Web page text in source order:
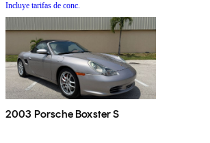
Incluye tarifas de conc.
2003 Porsche Boxster S